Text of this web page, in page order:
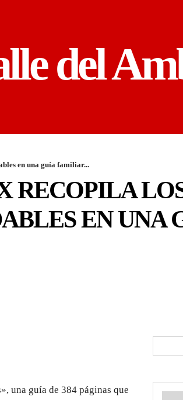
del
en una guía familiar...
RECOPILA
EN UNA
una guía de 384 páginas que